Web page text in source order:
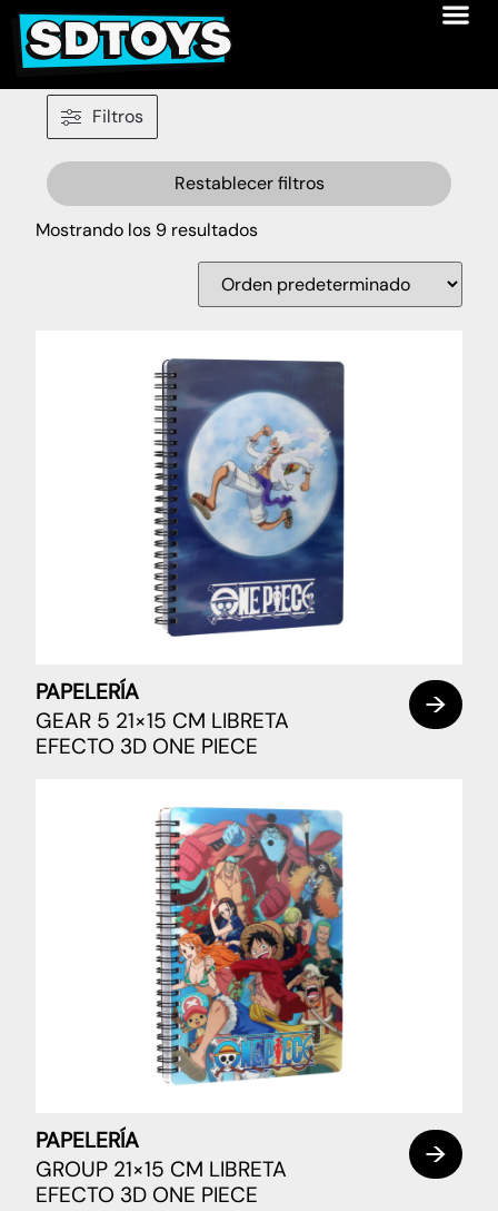
Filtros
Restablecer filtros
Mostrando los 9 resultados
PAPELERÍA
GEAR 5 21×15 CM LIBRETA
EFECTO 3D ONE PIECE
PAPELERÍA
GROUP 21×15 CM LIBRETA
EFECTO 3D ONE PIECE